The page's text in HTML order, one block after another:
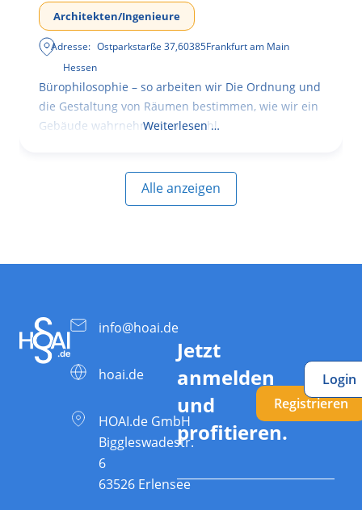
Architekten/Ingenieure
Adresse: Ostparkstarße 37,60385Frankfurt am Main
Hessen
Bürophilosophie – so arbeiten wir Die Ordnung und
die Gestaltung von Räumen bestimmen, wie wir ein
Gebäude wahrnehmen, wie wohl
Weiterlesen …
Alle anzeigen
info@hoai.de
hoai.de
HOAI.de GmbH
Biggleswadestr.
6
63526 Erlensee
Jetzt
anmelden
und
profitieren.
Registrieren
Login